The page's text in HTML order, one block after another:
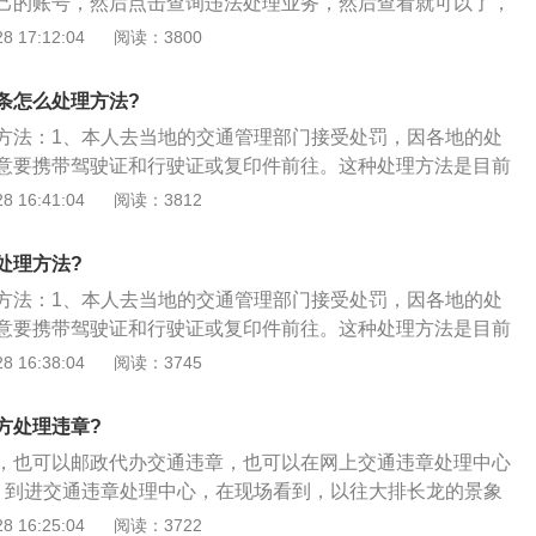
2、还有可以在手机上下载交警12123APP，登录自己的账
快捷；3、违章处理是对有违反税法行为的纳税人采取的惩
税收强制性在税收制度中的体现，纳税人必须按期足额的缴
款、逾期不缴税、偷税逃税等违反税法行为的，都应受到制
行政处罚制裁等）。
17:12:04 阅读：3800
怎么处理方法?
法：1、本人去当地的交通管理部门接受处罚，因各地的处
要携带驾驶证和行驶证或复印件前往。这种处理方法是目前
其弊端是手续繁琐、过程复杂；2、通过异地朋友代办，如
送给你的朋友，请朋友代办；3、通过一些开展了异地违章
俱乐部或经营机构签订相关协议，以免事后产生不必要的纠
16:41:04 阅读：3812
理方法?
法：1、本人去当地的交通管理部门接受处罚，因各地的处
要携带驾驶证和行驶证或复印件前往。这种处理方法是目前
其弊端是手续繁琐、过程复杂。提示：手续繁琐、过程复
、身份证等证件的原件或复印件递送给你的朋友，请朋友代
人代办，仍需驾驶员本人办理；
16:38:04 阅读：3745
处理违章?
也可以邮政代办交通违章，也可以在网上交通违章处理中心
进交通违章处理中心，在现场看到，以往大排长龙的景象
少窗口无需排队即可办理业务；2、出示相关的证件办理交
16:25:04 阅读：3722